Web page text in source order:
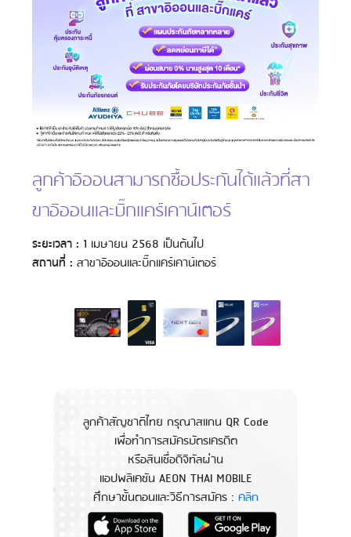
ลูกค้าอิออนสามารถซื้อประกันได้แล้วที่สา
ขาอิออนและบิ๊กแคร์เคาน์เตอร์
ระยะเวลา : 1 เมษายน 2568 เป็นต้นไป
สถานที่ : สาขาอิออนและบิ๊กแคร์เคาน์เตอร์
ลูกค้าสัญชาติไทย กรุณาสแกน QR Code
เพื่อทำการสมัครบัตรเครดิต
หรือสินเชื่อดิจิทัลผ่าน
แอปพลิเคชัน AEON THAI MOBILE
ศึกษาขั้นตอนและวิธีการสมัคร : คลิก